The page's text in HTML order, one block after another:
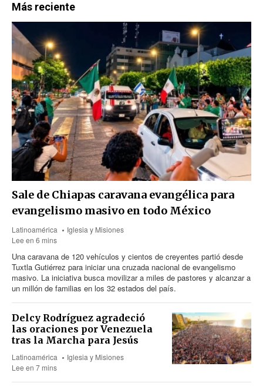
Más reciente
Sale de Chiapas caravana evangélica para
evangelismo masivo en todo México
Latinoamérica
Iglesia y Misiones
Lee en 6 mins
Una caravana de 120 vehículos y cientos de creyentes partió desde
Tuxtla Gutiérrez para iniciar una cruzada nacional de evangelismo
masivo. La iniciativa busca movilizar a miles de pastores y alcanzar a
un millón de familias en los 32 estados del país.
Delcy Rodríguez agradeció
las oraciones por Venezuela
tras la Marcha para Jesús
Latinoamérica
Iglesia y Misiones
Lee en 7 mins